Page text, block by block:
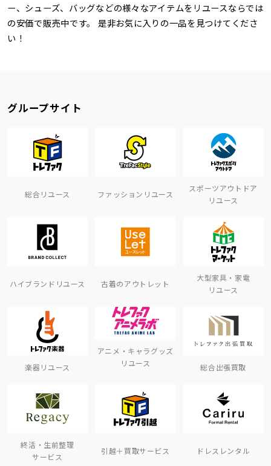
ー、シューズ、バッグなどの様々なアイテムをリユースならでは
の安価で販売中です。 是非お気に入りの一品を見つけてくださ
い！
グループサイト
総合リユース ファッションリユース
スポーツアウトドア
リユース
ハイブランドリユース 古着のアウトレット
大型家具・家電
リユース
楽器リユース
アニメ・キャラグッズ
リユース
総合出張買取
終活・生前整理
サービス
引越＋買取サービス ドレスレンタル